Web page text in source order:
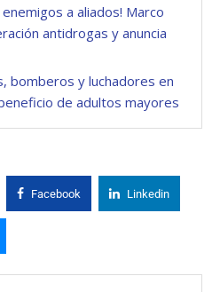
a aliados! Marco
antidrogas y anuncia
bomberos y luchadores en
de adultos mayores
Facebook Linkedin